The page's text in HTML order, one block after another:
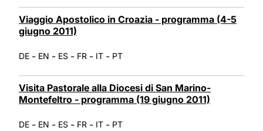
Viaggio Apostolico in Croazia - programma (4-5
giugno 2011)
DE - EN - ES - FR - IT - PT
Visita Pastorale alla Diocesi di San Marino-
Montefeltro - programma (19 giugno 2011)
DE - EN - ES - FR - IT - PT